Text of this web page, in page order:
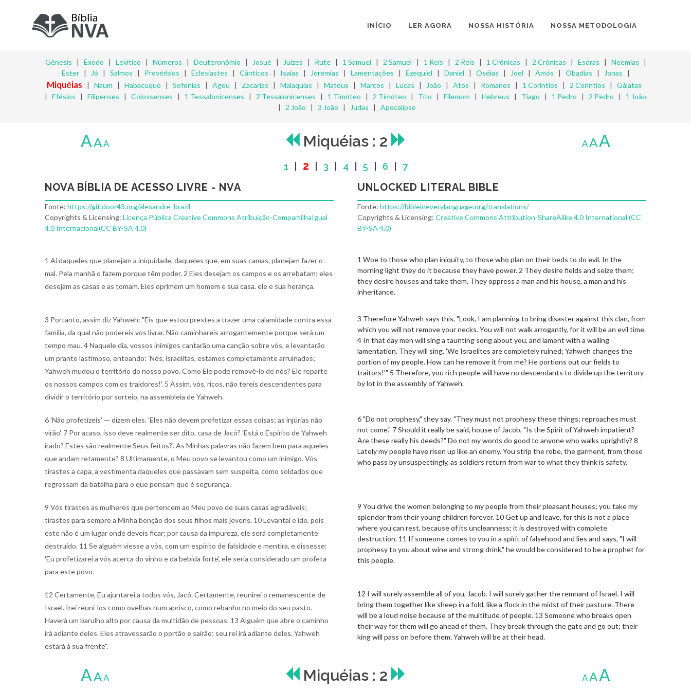
INÍCIO LER AGORA NOSSA HISTÓRIA NOSSA METODOLOGIA
Gênesis | Êxodo | Levítico | Números | Deuteronômio | Josué| Juízes | Rute| 1 Samuel | 2 Samuel | 1 Reis | 2 Reis | 1 Crônicas | 2 Crônicas | Esdras | Neemias |
Ester| Jó | Salmos | Provérbios | Eclesiastes | Cânticos | Isaías | Jeremias | Lamentações | Ezequiel | Daniel | Oséias | Joel | Amós | Obadias | Jonas |
Miquéias | Naum | Habacuque| Sofonias | Ageu | Zacarias | Malaquias | Mateus | Marcos | Lucas | João | Atos | Romanos | 1 Coríntios | 2 Coríntios | Gálatas
| Efésios | Filipenses | Colossenses | 1 Tessalonicenses | 2 Tessalonicenses | 1 Timóteo | 2 Timóteo | Tito | Filemom | Hebreus | Tiago | 1 Pedro | 2 Pedro | 1 João
| 2 João | 3 João | Judas | Apocalipse
AAA Miquéias : 2 AAA
1 2 3 4 5 6 7
NOVA BÍBLIA DE ACESSO LIVRE - NVA
Fonte: https://git.door43.org/alexandre_brazil
Copyrights & Licensing: Licença Pública Creative Commons Atribuição-CompartilhaIgual
4.0 Internacional(CC BY-SA 4.0)
UNLOCKED LITERAL BIBLE
Fonte:https://bibleineverylanguage.org/translations/
Copyrights & Licensing:Creative Commons Attribution-ShareAlike 4.0 International (CC
BY-SA 4.0)
1 Ai daqueles que planejam a iniquidade, daqueles que, em suas camas, planejam fazer o
mal. Pela manhã o fazem porque têm poder. 2 Eles desejam os campos e os arrebatam; eles
desejam as casas e as tomam. Eles oprimem um homem e sua casa, ele e sua herança.
1 Woe to those who plan iniquity, to those who plan on their beds to do evil. In the
morning light they do it because they have power. 2 They desire fields and seize them;
they desire houses and take them. They oppress a man and his house, a man and his
inheritance.
3 Portanto, assim diz Yahweh: "Eis que estou prestes a trazer uma calamidade contra essa
família, da qual não podereis vos livrar. Não caminhareis arrogantemente porque será um
tempo mau. 4 Naquele dia, vossos inimigos cantarão uma canção sobre vós, e levantarão
um pranto lastimoso, entoando: 'Nós, israelitas, estamos completamente arruinados;
Yahweh mudou o território do nosso povo. Como Ele pode removê-lo de nós? Ele reparte
os nossos campos com os traidores!'. 5 Assim, vós, ricos, não tereis descendentes para
dividir o território por sorteio, na assembleia de Yahweh.
3 Therefore Yahweh says this, "Look, I am planning to bring disaster against this clan, from
which you will not remove your necks. You will not walk arrogantly, for it will be an evil time.
4 In that day men will sing a taunting song about you, and lament with a wailing
lamentation. They will sing, 'We Israelites are completely ruined; Yahweh changes the
portion of my people. How can he remove it from me? He portions out our fields to
traitors!'" 5 Therefore, you rich people will have no descendants to divide up the territory
by lot in the assembly of Yahweh.
6 'Não profetizeis' — dizem eles. 'Eles não devem profetizar essas coisas; as injúrias não
virão'. 7 Por acaso, isso deve realmente ser dito, casa de Jacó? 'Está o Espírito de Yahweh
irado? Estes são realmente Seus feitos?'. As Minhas palavras não fazem bem para aqueles
que andam retamente? 8 Ultimamente, o Meu povo se levantou como um inimigo. Vós
tirastes a capa, a vestimenta daqueles que passavam sem suspeita, como soldados que
regressam da batalha para o que pensam que é segurança.
6 "Do not prophesy," they say. "They must not prophesy these things; reproaches must
not come." 7 Should it really be said, house of Jacob, "Is the Spirit of Yahweh impatient?
Are these really his deeds?" Do not my words do good to anyone who walks uprightly? 8
Lately my people have risen up like an enemy. You strip the robe, the garment, from those
who pass by unsuspectingly, as soldiers return from war to what they think is safety.
9 Vós tirastes as mulheres que pertencem ao Meu povo de suas casas agradáveis;
tirastes para sempre a Minha benção dos seus filhos mais jovens. 10 Levantai e ide, pois
este não é um lugar onde deveis ficar; por causa da impureza, ele será completamente
destruído. 11 Se alguém viesse a vós, com um espírito de falsidade e mentira, e dissesse:
'Eu profetizarei a vós acerca do vinho e da bebida forte', ele seria considerado um profeta
para este povo.
9 You drive the women belonging to my people from their pleasant houses; you take my
splendor from their young children forever. 10 Get up and leave, for this is not a place
where you can rest, because of its uncleanness; it is destroyed with complete
destruction. 11 If someone comes to you in a spirit of falsehood and lies and says, "I will
prophesy to you about wine and strong drink," he would be considered to be a prophet for
this people.
12 Certamente, Eu ajuntarei a todos vós, Jacó. Certamente, reunirei o remanescente de
Israel. Irei reuni-los como ovelhas num aprisco, como rebanho no meio do seu pasto.
Haverá um barulho alto por causa da multidão de pessoas. 13 Alguém que abre o caminho
irá adiante deles. Eles atravessarão o portão e sairão; seu rei irá adiante deles. Yahweh
estará à sua frente".
12 I will surely assemble all of you, Jacob. I will surely gather the remnant of Israel. I will
bring them together like sheep in a fold, like a flock in the midst of their pasture. There
will be a loud noise because of the multitude of people. 13 Someone who breaks open
their way for them will go ahead of them. They break through the gate and go out; their
king will pass on before them. Yahweh will be at their head.
AAA Miquéias : 2 AAA